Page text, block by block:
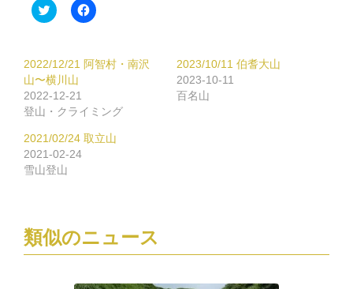
ク
リ
て
Twitter
で
共
有
(新
し
い
ウ
ィ
ン
ド
す)
Facebook
で
る
に
ッ
ク
し
て
ィ
ン
ド
開
2022/12/21 阿智村・南沢
山〜横川山
2022-12-21
登山・クライミング
2023/10/11 伯耆大山
2023-10-11
百名山
2021/02/24 取立山
2021-02-24
雪山登山
類似のニュース